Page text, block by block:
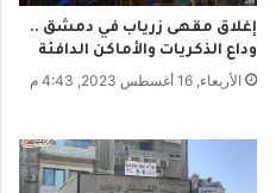
إغلاق مقهى زرياب في دمشق ..
وداع الذكريات والأماكن الدافئة
الأربعاء, 16 أغسطس 2023, 4:43 م